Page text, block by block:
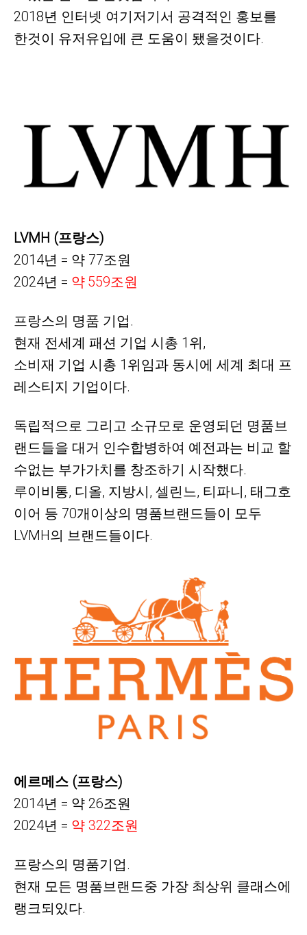
2018년 인터넷 여기저기서 공격적인 홍보를
한것이 유저유입에 큰 도움이 됐을것이다.
LVMH (프랑스)
2014년 = 약 77조원
2024년 = 약 559조원
프랑스의 명품 기업.
현재 전세계 패션 기업 시총 1위,
소비재 기업 시총 1위임과 동시에 세계 최대 프
레스티지 기업이다.
독립적으로 그리고 소규모로 운영되던 명품브
랜드들을 대거 인수합병하여 예전과는 비교 할
수없는 부가가치를 창조하기 시작했다.
루이비통, 디올, 지방시, 셀린느, 티파니, 태그호
이어 등 70개이상의 명품브랜드들이 모두
LVMH의 브랜드들이다.
에르메스 (프랑스)
2014년 = 약 26조원
2024년 = 약 322조원
프랑스의 명품기업.
현재 모든 명품브랜드중 가장 최상위 클래스에
랭크되있다.